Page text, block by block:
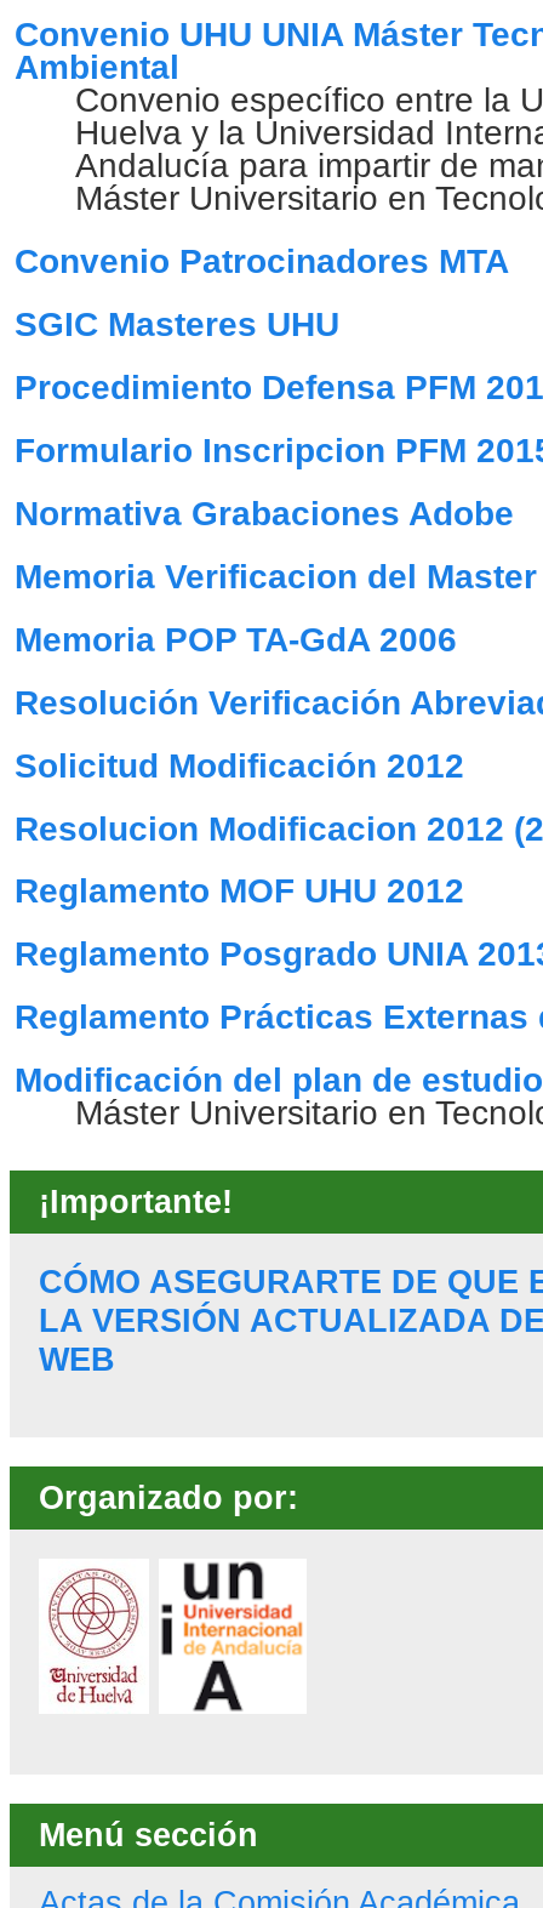
Convenio UHU UNIA Máster
Ambiental
Convenio específico entre la
Huelva y la Universidad
Andalucía para impartir de
Máster Universitario en
Convenio Patrocinadores MTA
SGIC Masteres UHU
Procedimiento Defensa PFM
Formulario Inscripcion PFM
Normativa Grabaciones Adobe
Memoria Verificacion del Master
Memoria POP TA-GdA 2006
Resolución Verificación
Solicitud Modificación 2012
Resolucion Modificacion 2012
Reglamento MOF UHU 2012
Reglamento Posgrado UNIA
Reglamento Prácticas Externas
Modificación del plan de
Máster Universitario en
¡Importante!
CÓMO ASEGURARTE DE QUE
LA VERSIÓN ACTUALIZADA
WEB
Organizado por:
Menú sección